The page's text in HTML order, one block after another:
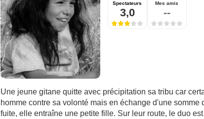
Spectateurs
3,0
Mes amis
--
Une jeune gitane quitte avec précipitation sa tribu car
homme contre sa volonté mais en échange d'une somme
fuite, elle entraîne une petite fille. Sur leur route, le duo